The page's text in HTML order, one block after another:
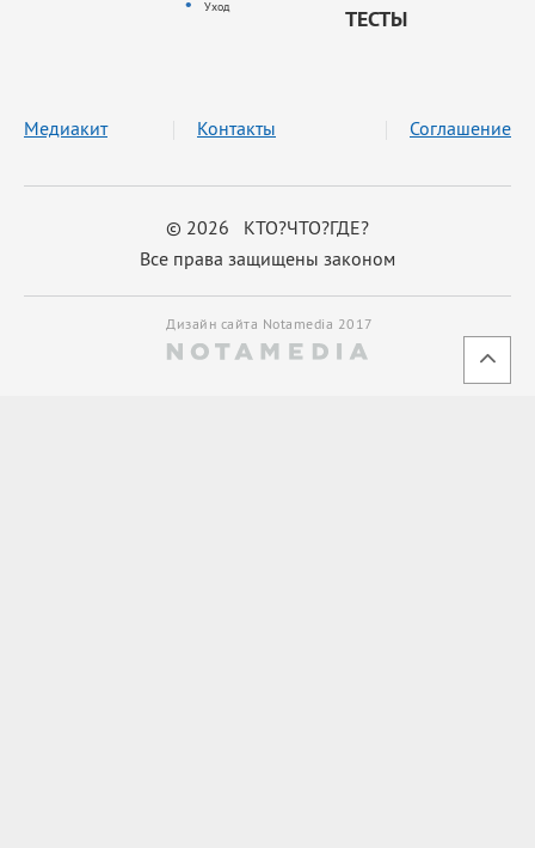
Уход
ТЕСТЫ
© 2026 КТО?ЧТО?ГДЕ?
Все права защищены законом
Медиакит Контакты Соглашение
Дизайн сайта Notamedia 2017